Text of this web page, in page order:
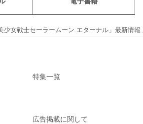
少女戦士セーラームーン エターナル」最新情
特集一覧
広告掲載に関して